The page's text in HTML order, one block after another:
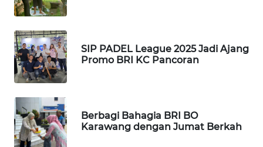
SIP PADEL League 2025 Jadi Ajang
Promo BRI KC Pancoran
Berbagi Bahagia BRI BO
Karawang dengan Jumat Berkah
WN DELI
WN
TEBING
TINGGI
WN
PAKPAK